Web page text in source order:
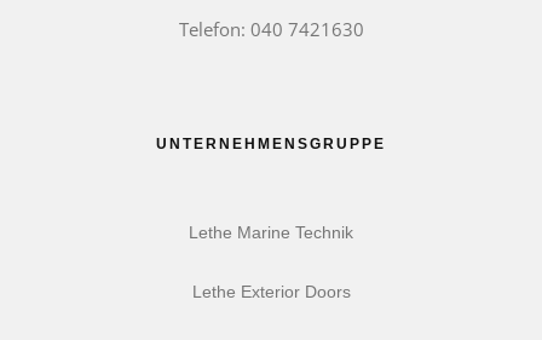
Telefon: 040 7421630
UNTERNEHMENSGRUPPE
Lethe Marine Technik
Lethe Exterior Doors